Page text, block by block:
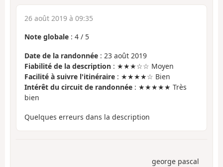
26 août 2019 à 09:35
Note globale : 4 / 5
Date de la randonnée : 23 août 2019
Fiabilité de la description : ★★★☆☆ Moyen
Facilité à suivre l'itinéraire : ★★★★☆ Bien
Intérêt du circuit de randonnée : ★★★★★ Très
bien
Quelques erreurs dans la description
george pascal